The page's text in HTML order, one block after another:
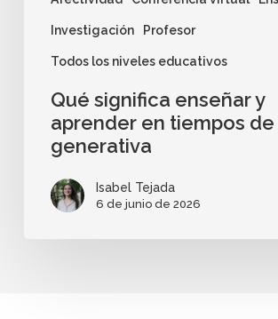
Investigación Profesor
Todos los niveles educativos
Qué significa enseñar y
aprender en tiempos de
generativa
Isabel Tejada
6 de junio de 2026